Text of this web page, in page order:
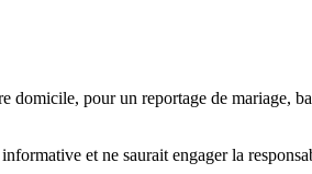
domicile, pour un reportage de mariage,
et ne saurait engager la